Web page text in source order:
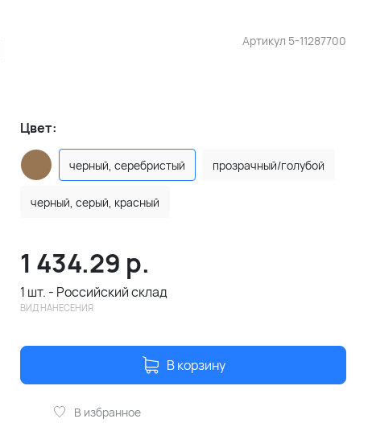
Артикул 5-11287700
Цвет:
черный, серебристый прозрачный/голубой
черный, серый, красный
1 434.29 р.
1 шт. - Российский склад
ВИД НАНЕСЕНИЯ
В корзину
В избранное